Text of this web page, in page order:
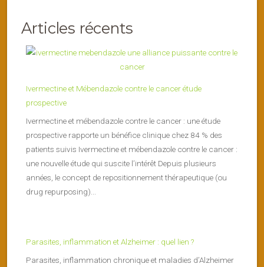
Articles récents
Ivermectine et Mébendazole contre le cancer étude
prospective
Ivermectine et mébendazole contre le cancer : une étude
prospective rapporte un bénéfice clinique chez 84 % des
patients suivis Ivermectine et mébendazole contre le cancer :
une nouvelle étude qui suscite l’intérêt Depuis plusieurs
années, le concept de repositionnement thérapeutique (ou
drug repurposing)...
Parasites, inflammation et Alzheimer : quel lien ?
Parasites, inflammation chronique et maladies d’Alzheimer